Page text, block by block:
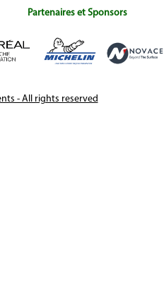
Partenaires et Sponsors
- All rights reserved